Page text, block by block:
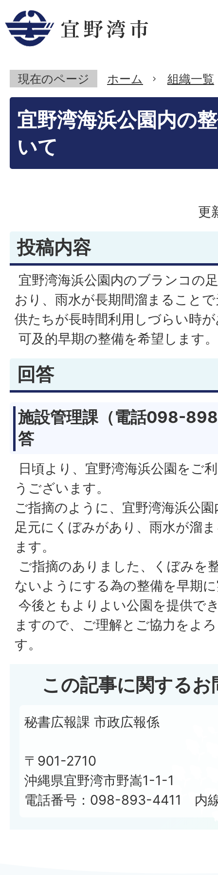
現在のページ ホーム 組織一覧
宜野湾海浜公園内の
いて
更
投稿内容
宜野湾海浜公園内のブランコの
おり、雨水が長期間溜まること
供たちが長時間利用しづらい時
可及的早期の整備を希望します。
回答
施設管理課（電話098-
答
日頃より、宜野湾海浜公園をご
うございます。
ご指摘のように、宜野湾海浜公
足元にくぼみがあり、雨水が溜
ます。
ご指摘のありました、くぼみを
ないようにする為の整備を早期
今後ともよりよい公園を提供で
ますので、ご理解とご協力をよ
す。
この記事に関する
秘書広報課 市政広報係
〒901-2710
沖縄県宜野湾市野嵩1-1-1
電話番号：098-893-4411 内